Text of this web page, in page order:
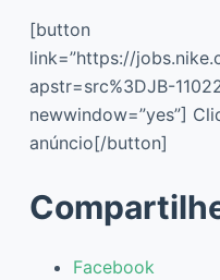
[button
link=”https://
apstr=src%3DJB-
newwindow=”yes”]
anúncio[/button]
Facebook